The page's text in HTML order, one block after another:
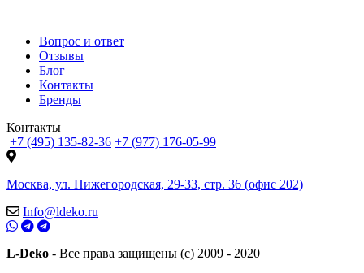
Вопрос и ответ
Отзывы
Блог
Контакты
Бренды
Контакты
+7 (495) 135-82-36 +7 (977) 176-05-99
Москва, ул. Нижегородская, 29-33, стр. 36 (офис 202)
Info@ldeko.ru
L-Deko - Все права защищены (c) 2009 - 2020